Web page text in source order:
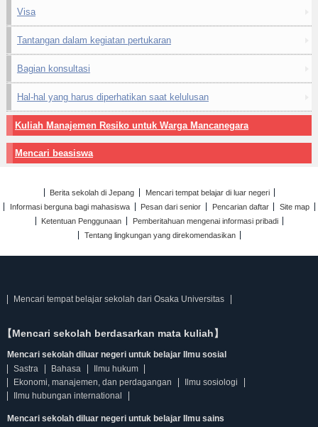
Visa
Tantangan dalam kegiatan pertukaran
Bagian konsultasi
Hal-hal yang harus diperhatikan saat kelulusan
Kuliah Manajemen Resiko untuk Warga Mancanegara
Mencari beasiswa
Berita sekolah di Jepang
Mencari tempat belajar di luar negeri
Informasi berguna bagi mahasiswa
Pesan dari senior Pencarian daftar
Site map
Ketentuan Penggunaan
Pemberitahuan mengenai informasi pribadi
Tentang lingkungan yang direkomendasikan
Mencari tempat belajar sekolah dari Osaka Universitas
【Mencari sekolah berdasarkan mata kuliah】
Mencari sekolah diluar negeri untuk belajar Ilmu sosial
Sastra
Bahasa
Ilmu hukum
Ekonomi, manajemen, dan perdagangan
Ilmu sosiologi
Ilmu hubungan international
Mencari sekolah diluar negeri untuk belajar Ilmu sains